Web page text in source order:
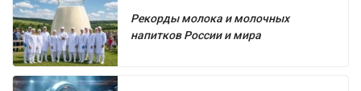
Рекорды молока и молочных
напитков России и мира